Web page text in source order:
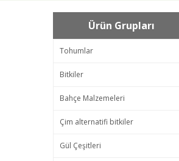
Ürün Grupları
Tohumlar
Bitkiler
Bahçe Malzemeleri
Çim alternatifi bitkiler
Gül Çeşitleri